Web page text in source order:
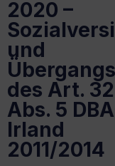
2020 –
und
des Art. 32
Abs. 5
Irland
2011/2014